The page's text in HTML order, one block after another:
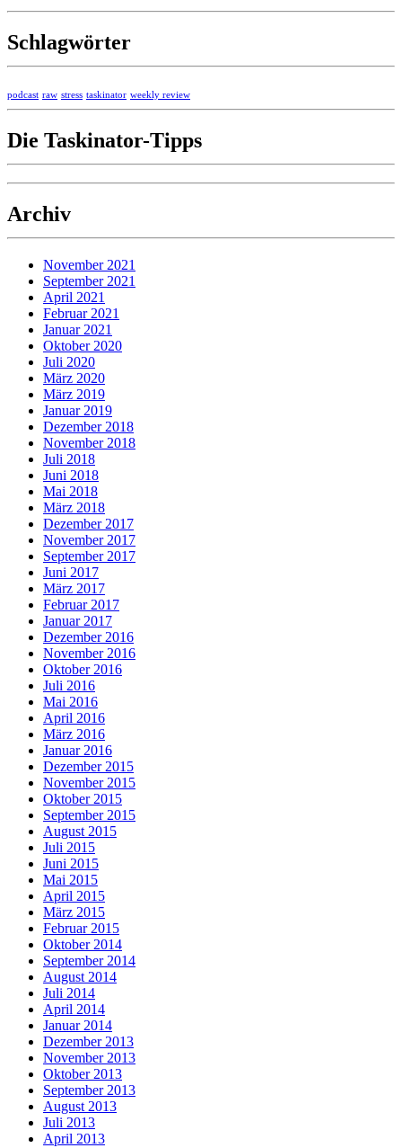
Schlagwörter
podcast raw stress taskinator weekly review
Die Taskinator-Tipps
Archiv
November 2021
September 2021
April 2021
Februar 2021
Januar 2021
Oktober 2020
Juli 2020
März 2020
März 2019
Januar 2019
Dezember 2018
November 2018
Juli 2018
Juni 2018
Mai 2018
März 2018
Dezember 2017
November 2017
September 2017
Juni 2017
März 2017
Februar 2017
Januar 2017
Dezember 2016
November 2016
Oktober 2016
Juli 2016
Mai 2016
April 2016
März 2016
Januar 2016
Dezember 2015
November 2015
Oktober 2015
September 2015
August 2015
Juli 2015
Juni 2015
Mai 2015
April 2015
März 2015
Februar 2015
Oktober 2014
September 2014
August 2014
Juli 2014
April 2014
Januar 2014
Dezember 2013
November 2013
Oktober 2013
September 2013
August 2013
Juli 2013
April 2013